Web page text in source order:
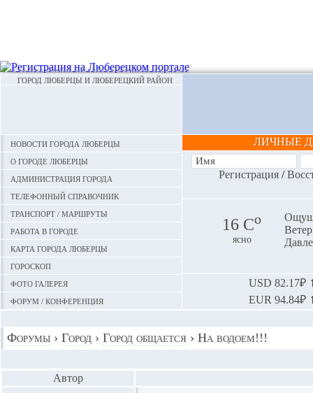
ГОРОД ЛЮБЕРЦЫ И ЛЮБЕРЕЦКИЙ РАЙОН
Новости города Люберцы
О городе Люберцы
Администрация города
Телефонный справочник
Транспорт / маршруты
Работа в городе
Карта города Люберцы
Гороскоп
Фото галерея
Форум / конференция
ЛИЧНЫЕ
Регистрация/
16 Сo
ясно
USD 82.17₽
EUR 94.84₽
Форумы › Город › Город общается › На водоем!!!
Автор